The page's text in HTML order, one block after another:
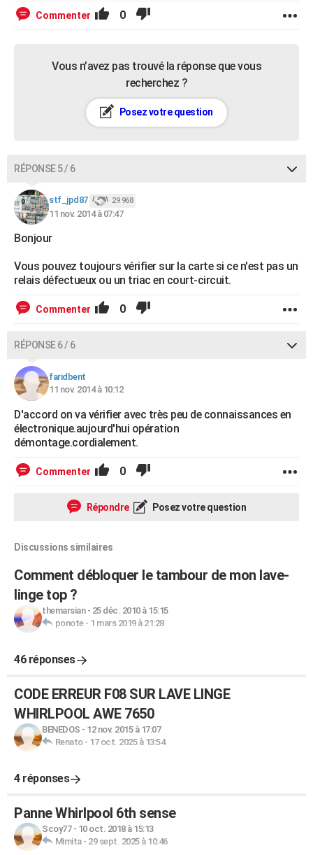
Commenter 0
Vous n’avez pas trouvé la réponse que vous
recherchez ?
Posez votre question
RÉPONSE 5 / 6
stf_jpd87 29 968
11 nov. 2014 à 07:47
Bonjour
Vous pouvez toujours vérifier sur la carte si ce n'est pas un
relais défectueux ou un triac en court-circuit.
Commenter 0
RÉPONSE 6 / 6
faridbent
11 nov. 2014 à 10:12
D'accord on va vérifier avec très peu de connaissances en
électronique.aujourd'hui opération
démontage.cordialement.
Commenter 0
Répondre Posez votre question
Discussions similaires
Comment débloquer le tambour de mon lave-
linge top ?
themarsian- 25 déc. 2010 à 15:15
ponote- 1 mars 2019 à 21:28
46 réponses
CODE ERREUR F08 SUR LAVE LINGE
WHIRLPOOL AWE 7650
BENEDOS - 12 nov. 2015 à 17:07
Renato- 17 oct. 2025 à 13:54
4 réponses
Panne Whirlpool 6th sense
Scoy77- 10 oct. 2018 à 15:13
Mimita- 29 sept. 2025 à 10:46